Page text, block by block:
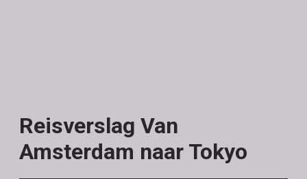
Reisverslag Van
Amsterdam naar Tokyo